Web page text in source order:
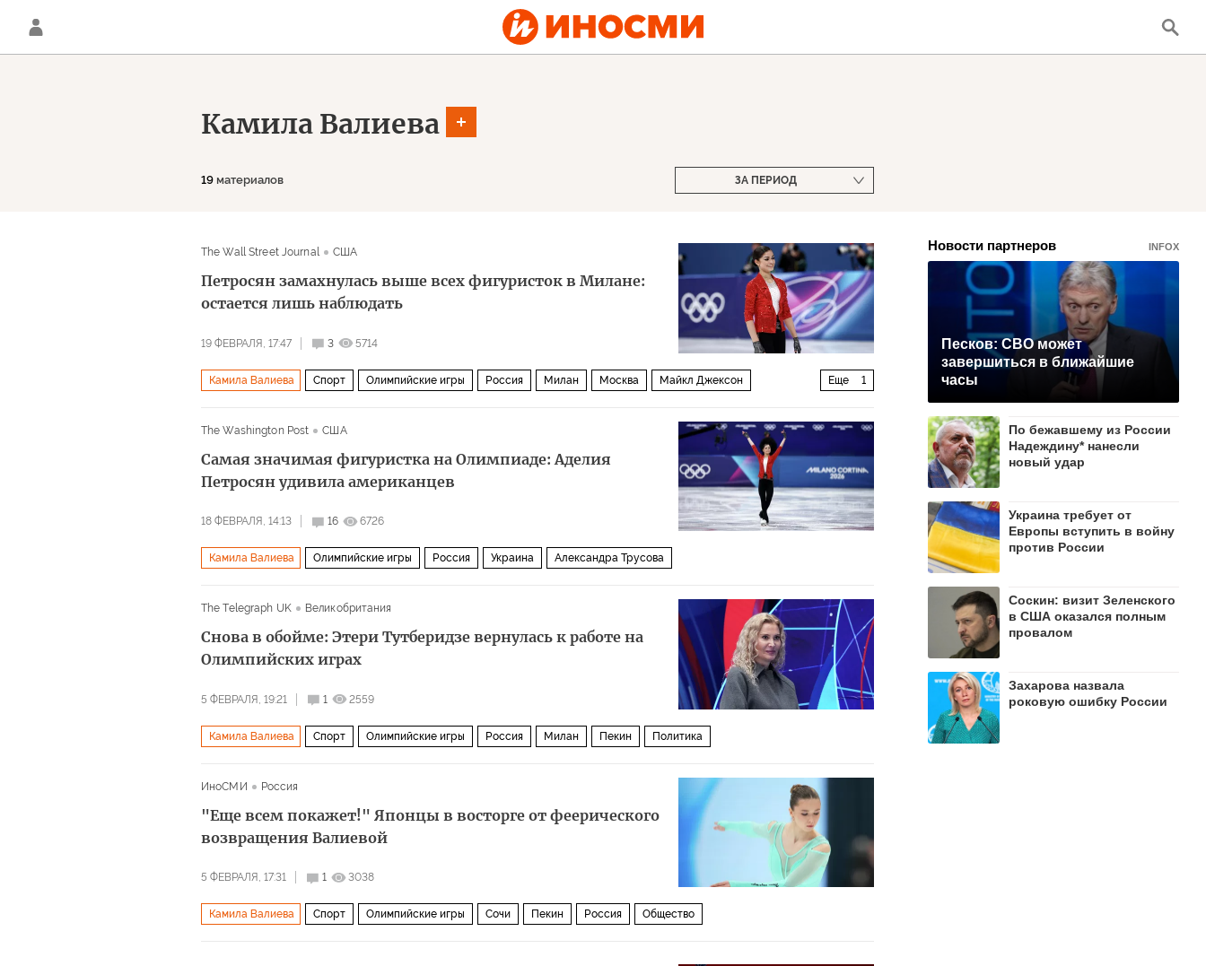
Камила Валиева
19 материалов ЗА ПЕРИОД
The Wall Street Journal США
Петросян замахнулась выше всех фигуристок в Милане:
остается лишь наблюдать
19 ФЕВРАЛЯ, 17:47 3 5714
Еще 1
Камила Валиева Спорт Олимпийские игры Россия Милан Москва Майкл Джексон
The Washington Post
США
Самая значимая фигуристка на Олимпиаде: Аделия
Петросян удивила американцев
18 ФЕВРАЛЯ, 14:13 16 6726
Камила Валиева Олимпийские игры Россия Украина Александра Трусова
The Telegraph UK Великобритания
Снова в обойме: Этери Тутберидзе вернулась к работе на
Олимпийских играх
5 ФЕВРАЛЯ, 19:21 1 2559
Камила Валиева Спорт Олимпийские игры Россия Милан Пекин Политика
ИноСМИ Россия
"Еще всем покажет!" Японцы в восторге от феерического
возвращения Валиевой
5 ФЕВРАЛЯ, 17:31 1 3038
Камила Валиева Спорт Олимпийские игры Сочи Пекин Россия Общество
Новости партнеров INFOX
Песков: СВО может
завершиться в ближайшие
часы
По бежавшему из России
Надеждину* нанесли
новый удар
Украина требует от
Европы вступить в войну
против России
Соскин: визит Зеленского
в США оказался полным
провалом
Захарова назвала
роковую ошибку России